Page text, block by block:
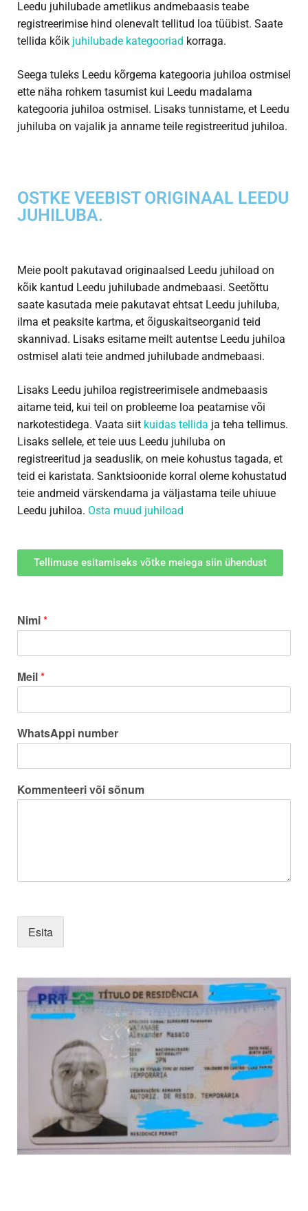
Leedu juhilubade ametlikus andmebaasis teabe
registreerimise hind olenevalt tellitud loa tüübist. Saate
tellida kõik juhilubade kategooriad korraga.
Seega tuleks Leedu kõrgema kategooria juhiloa ostmisel
ette näha rohkem tasumist kui Leedu madalama
kategooria juhiloa ostmisel. Lisaks tunnistame, et Leedu
juhiluba on vajalik ja anname teile registreeritud juhiloa.
OSTKE VEEBIST ORIGINAAL LEEDU
JUHILUBA.
Meie poolt pakutavad originaalsed Leedu juhiload on
kõik kantud Leedu juhilubade andmebaasi. Seetõttu
saate kasutada meie pakutavat ehtsat Leedu juhiluba,
ilma et peaksite kartma, et õiguskaitseorganid teid
skannivad. Lisaks esitame meilt autentse Leedu juhiloa
ostmisel alati teie andmed juhilubade andmebaasi.
Lisaks Leedu juhiloa registreerimisele andmebaasis
aitame teid, kui teil on probleeme loa peatamise või
narkotestidega. Vaata siit kuidas tellida ja teha tellimus.
Lisaks sellele, et teie uus Leedu juhiluba on
registreeritud ja seaduslik, on meie kohustus tagada, et
teid ei karistata. Sanktsioonide korral oleme kohustatud
teie andmeid värskendama ja väljastama teile uhiuue
Leedu juhiloa. Osta muud juhiload
Tellimuse esitamiseks võtke meiega siin ühendust
Nimi*
Meil*
WhatsAppi number
Kommenteeri või sõnum
Esita